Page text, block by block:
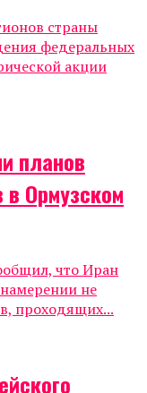
страны
федеральных
акции
планов
Ормузском
что Иран
не
проходящих...